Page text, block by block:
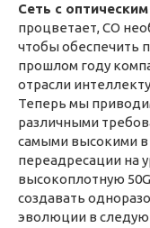
Сеть с
процветает, CO
чтобы обеспечить
прошлом году
отрасли
Теперь мы
различными
самыми высокими в
переадресации на
высокоплотную
создавать
эволюции в